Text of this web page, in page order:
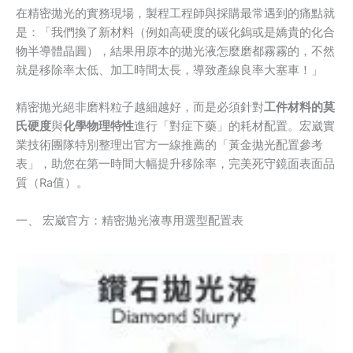
在精密拋光的實務現場，製程工程師與採購最常遇到的痛點就
是：「我們換了新材料（例如高硬度的碳化鎢或是嬌貴的化合
物半導體晶圓），結果用原本的拋光液怎麼磨都霧霧的，不然
就是移除率太低、加工時間太長，導致產線良率大塞車！」
精密拋光絕非磨料粒子越細越好，而是必須針對工件材料的莫
氏硬度與化學物理特性進行「對症下藥」的耗材配置。宏崴實
業技術團隊特別整理出官方一線推薦的「黃金拋光配置參考
表」，助您在第一時間大幅提升移除率，完美死守鏡面表面品
質（Ra值）。
一、 宏崴官方：精密拋光液專用選型配置表